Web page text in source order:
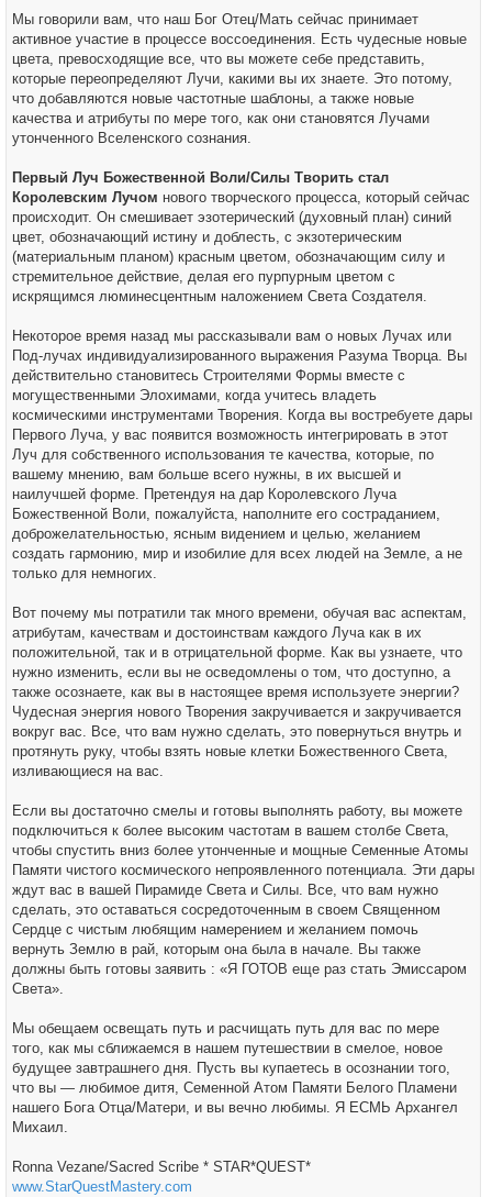
Мы говорили вам, что наш Бог Отец/Мать сейчас принимает
активное участие в процессе воссоединения. Есть чудесные новые
цвета, превосходящие все, что вы можете себе представить,
которые переопределяют Лучи, какими вы их знаете. Это потому,
что добавляются новые частотные шаблоны, а также новые
качества и атрибуты по мере того, как они становятся Лучами
утонченного Вселенского сознания.
Первый Луч Божественной Воли/Силы Творить стал
Королевским Лучом нового творческого процесса, который сейчас
происходит. Он смешивает эзотерический (духовный план) синий
цвет, обозначающий истину и доблесть, с экзотерическим
(материальным планом) красным цветом, обозначающим силу и
стремительное действие, делая его пурпурным цветом с
искрящимся люминесцентным наложением Света Создателя.
Некоторое время назад мы рассказывали вам о новых Лучах или
Под-лучах индивидуализированного выражения Разума Творца. Вы
действительно становитесь Строителями Формы вместе с
могущественными Элохимами, когда учитесь владеть
космическими инструментами Творения. Когда вы востребуете дары
Первого Луча, у вас появится возможность интегрировать в этот
Луч для собственного использования те качества, которые, по
вашему мнению, вам больше всего нужны, в их высшей и
наилучшей форме. Претендуя на дар Королевского Луча
Божественной Воли, пожалуйста, наполните его состраданием,
доброжелательностью, ясным видением и целью, желанием
создать гармонию, мир и изобилие для всех людей на Земле, а не
только для немногих.
Вот почему мы потратили так много времени, обучая вас аспектам,
атрибутам, качествам и достоинствам каждого Луча как в их
положительной, так и в отрицательной форме. Как вы узнаете, что
нужно изменить, если вы не осведомлены о том, что доступно, а
также осознаете, как вы в настоящее время используете энергии?
Чудесная энергия нового Творения закручивается и закручивается
вокруг вас. Все, что вам нужно сделать, это повернуться внутрь и
протянуть руку, чтобы взять новые клетки Божественного Света,
изливающиеся на вас.
Если вы достаточно смелы и готовы выполнять работу, вы можете
подключиться к более высоким частотам в вашем столбе Света,
чтобы спустить вниз более утонченные и мощные Семенные Атомы
Памяти чистого космического непроявленного потенциала. Эти дары
ждут вас в вашей Пирамиде Света и Силы. Все, что вам нужно
сделать, это оставаться сосредоточенным в своем Священном
Сердце с чистым любящим намерением и желанием помочь
вернуть Землю в рай, которым она была в начале. Вы также
должны быть готовы заявить : «Я ГОТОВ еще раз стать Эмиссаром
Света».
Мы обещаем освещать путь и расчищать путь для вас по мере
того, как мы сближаемся в нашем путешествии в смелое, новое
будущее завтрашнего дня. Пусть вы купаетесь в осознании того,
что вы — любимое дитя, Семенной Атом Памяти Белого Пламени
нашего Бога Отца/Матери, и вы вечно любимы. Я ЕСМЬ Архангел
Михаил.
Ronna Vezane/Sacred Scribe * STAR*QUEST*
www.StarQuestMastery.com